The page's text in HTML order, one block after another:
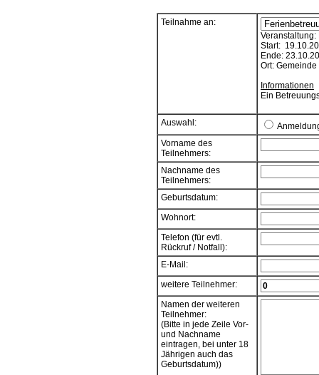
Teilnahme an:
Start:
Ende:
Ort:
Informationen
Ein
Auswahl:
Vorname des
Teilnehmers:
Nachname des
Teilnehmers:
Geburtsdatum:
Wohnort:
Telefon (für evtl.
Rückruf / Notfall):
E-Mail:
weitere Teilnehmer:
Namen der weiteren
Teilnehmer:
(Bitte in jede Zeile Vor-
und Nachname
eintragen, bei unter 18
Jährigen auch das
Geburtsdatum))